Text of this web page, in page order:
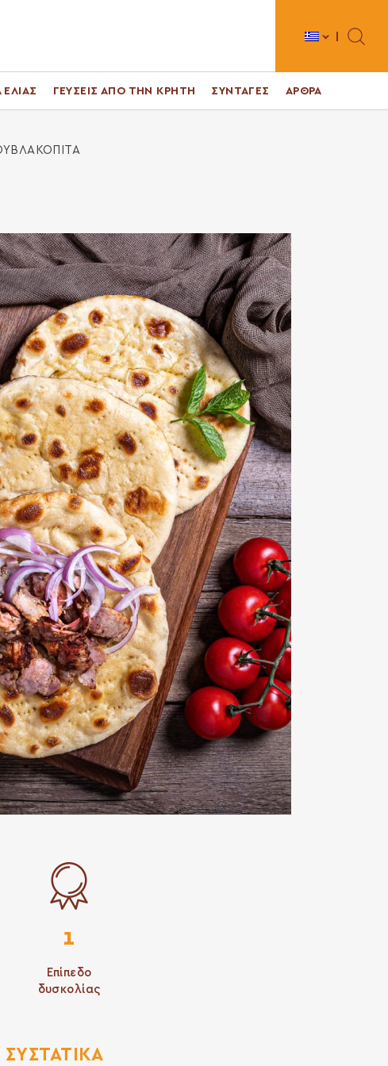
Toggle
ΓΕΥΣΕΙΣ ΑΠΟ ΤΗΝ ΚΡΗΤΗ ΣΥΝΤΑΓΕΣ ΑΡΘΡΑ
1
Επίπεδο
δυσκολίας
ΣΥΣΤΑΤΙΚΆ